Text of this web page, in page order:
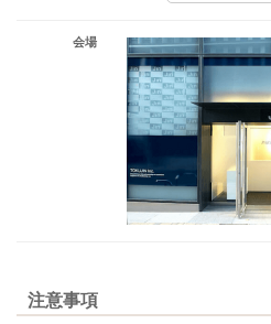
会場
注意事項